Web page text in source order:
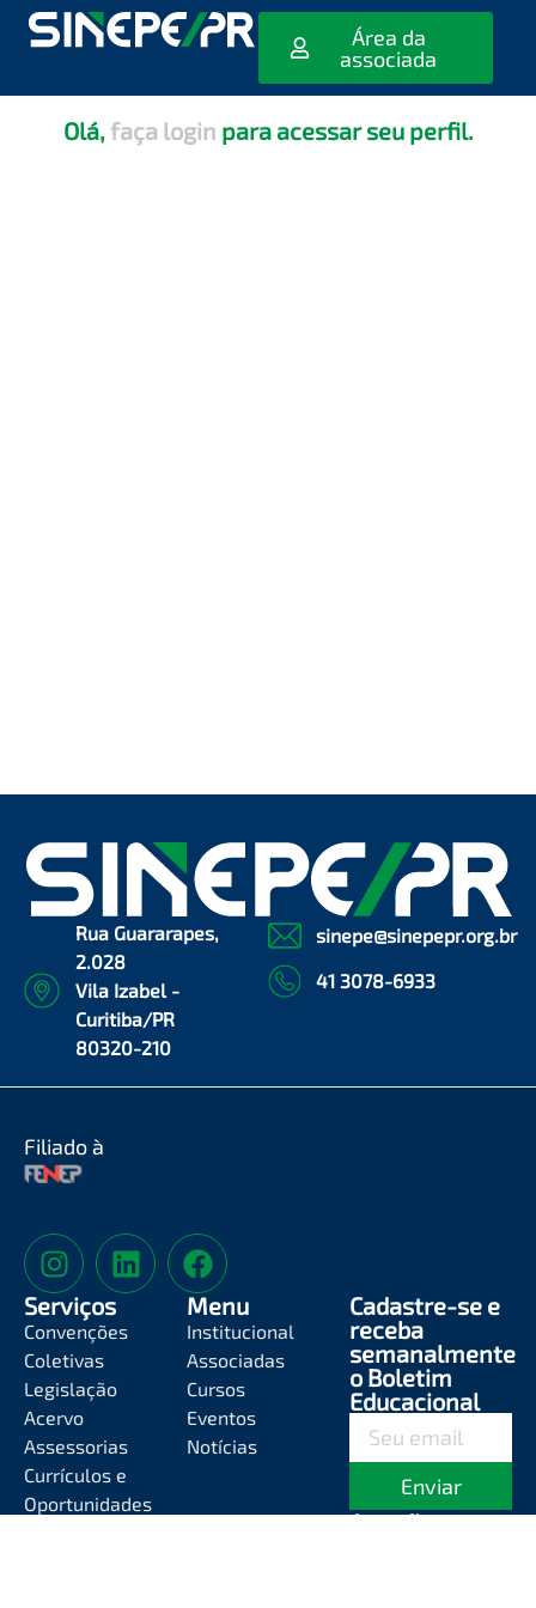
Área da
associada
[editar_escola_usuario]
Olá, faça login para acessar seu perfil.
Rua Guararapes,
2.028
Vila Izabel -
Curitiba/PR
80320-210
sinepe@sinepepr.org.br
41 3078-6933
Filiado à
Serviços
Convenções
Coletivas
Legislação
Acervo
Assessorias
Currículos e
Oportunidades
Menu
Institucional
Associadas
Cursos
Eventos
Notícias
Cadastre-se e
receba
semanalmente
o Boletim
Educacional
Enviar
Atendimento